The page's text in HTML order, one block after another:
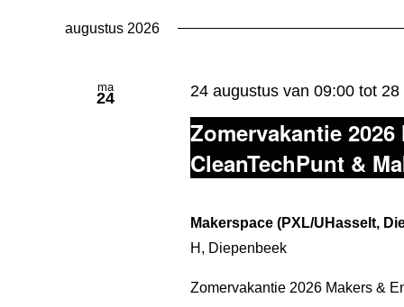
augustus 2026
ma
24
Zomervakantie
CleanTechPunt &
24 augustus van 09:00tot 28
Makerspace (PXL/UHasselt,
H, Diepenbeek
Zomervakantie 2026 Makers &